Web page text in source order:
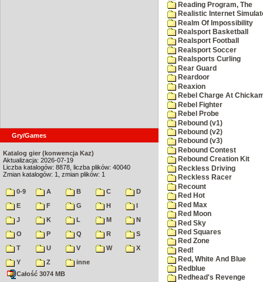
Gry/Games
Katalog gier (konwencja Kaz)
Aktualizacja: 2026-07-19
Liczba katalogów: 8878, liczba plików: 40040
Zmian katalogów: 1, zmian plików: 1
0-9 A B C
D
E
F G H
I
J
K L M
N
O
P Q R
S
T
U V W
X
Y
Z
inne
Całość 3074 MB
Reading Program, The
Realistic Internet
Realm Of Impossibility
Realsport Basketball
Realsport Football
Realsport Soccer
Realsports Curling
Rear Guard
Reardoor
Reaxion
Rebel Charge At
Rebel Fighter
Rebel Probe
Rebound (v1)
Rebound (v2)
Rebound (v3)
Rebound Contest
Rebound Creation Kit
Reckless Driving
Reckless Racer
Recount
Red Hot
Red Max
Red Moon
Red Sky
Red Squares
Red Zone
Red!
Red, White And Blue
Redblue
Redhead's Revenge